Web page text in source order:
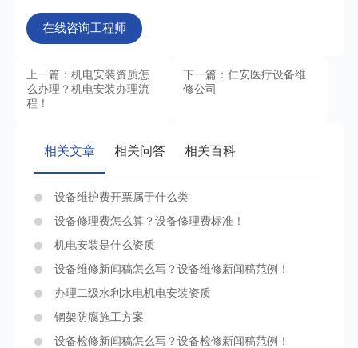
在线咨询工程师
上一篇：机电安装资质怎
么办理？机电安装办理流
程！
下一篇：仁安医疗设备维
修公司
相关文章 相关问答 相关百科
设备维护费开票属于什么类
设备修理费怎么算？设备修理费标准！
机电安装是什么资质
设备维修新闻稿怎么写？设备维修新闻稿范例！
办理二级水利水电机电安装资质
钢架防腐施工方案
设备检修新闻稿怎么写？设备检修新闻稿范例！